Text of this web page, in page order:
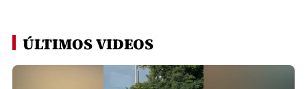
ÚLTIMOS VIDEOS